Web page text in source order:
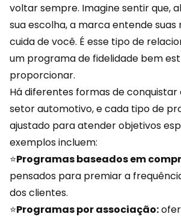
voltar sempre. Imagine sentir que,
sua escolha, a marca entende suas
cuida de você. É esse tipo de
um programa de fidelidade bem
proporcionar.
Há diferentes formas de conquistar
setor automotivo, e cada tipo de
ajustado para atender objetivos
exemplos incluem:
⭐Programas baseados em
pensados para premiar a
dos clientes.
⭐Programas por associação: